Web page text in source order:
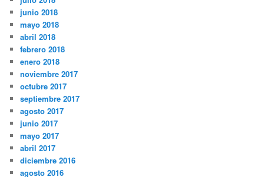
junio 2018
mayo 2018
abril 2018
febrero 2018
enero 2018
noviembre 2017
octubre 2017
septiembre 2017
agosto 2017
junio 2017
mayo 2017
abril 2017
diciembre 2016
agosto 2016